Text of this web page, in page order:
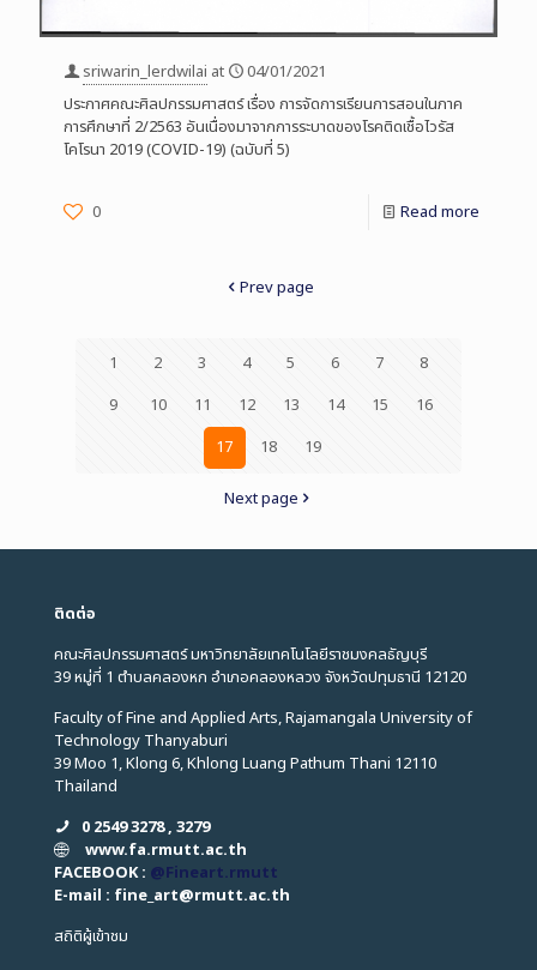
sriwarin_lerdwilai at
04/01/2021
ประกาศคณะศิลปกรรมศาสตร์ เรื่อง การจัดการเรียนการสอนในภาค
การศึกษาที่ 2/2563 อันเนื่องมาจากการระบาดของโรคติดเชื้อไวรัส
โคโรนา 2019 (COVID-19) (ฉบับที่ 5)
0 Read more
Prev page
1 2 3 4 5 6 7
8
9
10 11 12 13 14 15
16
17
18 19
Next page
ติดต่อ
คณะศิลปกรรมศาสตร์ มหาวิทยาลัยเทคโนโลยีราชมงคลธัญบุรี
39 หมู่ที่ 1 ตำบลคลองหก อำเภอคลองหลวง จังหวัดปทุมธานี 12120
Faculty of Fine and Applied Arts, Rajamangala University of
Technology Thanyaburi
39 Moo 1, Klong 6, Khlong Luang Pathum Thani 12110
Thailand
0 2549 3278 , 3279
www.fa.rmutt.ac.th
FACEBOOK : @Fineart.rmutt
E-mail : fine_art@rmutt.ac.th
สถิติผู้เข้าชม